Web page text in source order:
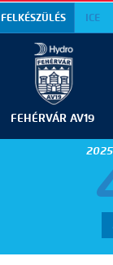
FELKÉSZÜLÉS ICE
FEHÉRVÁR AV19